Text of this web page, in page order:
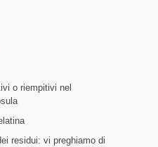
o riempitivi nel
residui: vi preghiamo di